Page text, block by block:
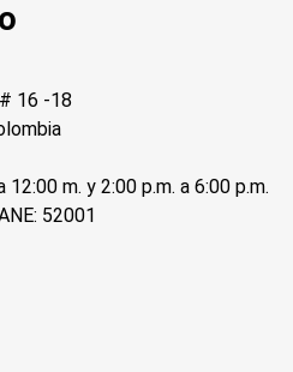
16 -18
12:00 m. y 2:00 p.m. a 6:00 p.m.
52001